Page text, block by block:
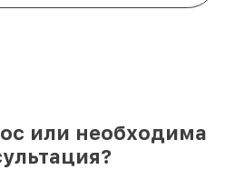
или необходима